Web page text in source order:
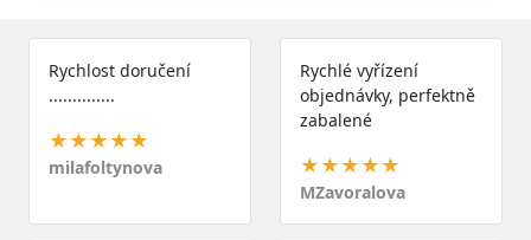
Rychlost doručení
..............
★★★★★
milafoltynova
Rychlé vyřízení
objednávky, perfektně
zabalené
★★★★★
MZavoralova